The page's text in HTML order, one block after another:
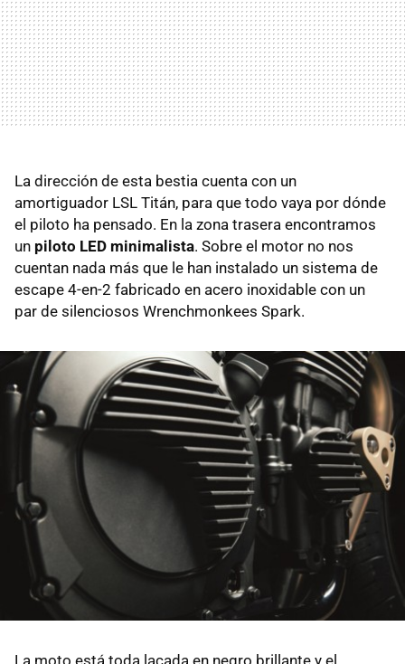
La dirección de esta bestia cuenta con un
amortiguador LSL Titán, para que todo vaya por dónde
el piloto ha pensado. En la zona trasera encontramos
un piloto LED minimalista. Sobre el motor no nos
cuentan nada más que le han instalado un sistema de
escape 4-en-2 fabricado en acero inoxidable con un
par de silenciosos Wrenchmonkees Spark.